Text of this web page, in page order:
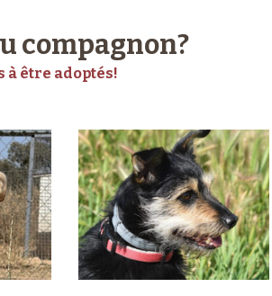
compagnon?
à être adoptés!